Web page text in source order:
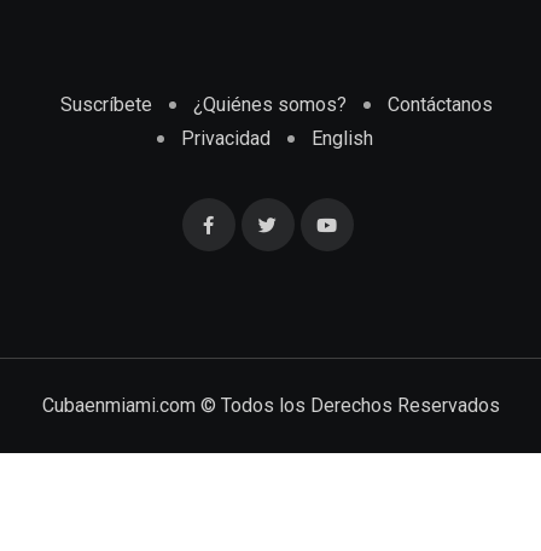
Suscríbete ¿Quiénes somos?
Contáctanos
Privacidad
English
Cubaenmiami.com © Todos los Derechos Reservados